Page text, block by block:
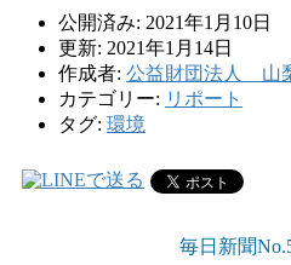
公開済み: 2021年1月10日
更新: 2021年1月14日
作成者: 公益財団法人 山
カテゴリー: リポート
タグ: 環境
毎日新聞